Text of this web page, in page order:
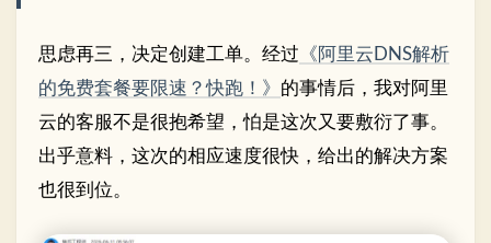
思虑再三，决定创建工单。经过 《阿里云DNS解析
的免费套餐要限速？快跑！》 的事情后，我对阿里
云的客服不是很抱希望，怕是这次又要敷衍了事。
出乎意料，这次的相应速度很快，给出的解决方案
也很到位。